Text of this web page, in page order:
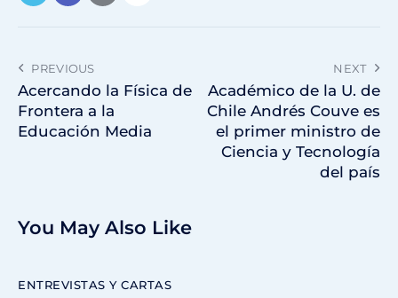
PREVIOUS
Acercando la Física de
Frontera a la
Educación Media
NEXT
Académico de la U. de
Chile Andrés Couve es
el primer ministro de
Ciencia y Tecnología
del país
You May Also Like
ENTREVISTAS Y CARTAS